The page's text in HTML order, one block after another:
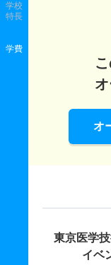
学校
特長
学費
オ
東京医学
イベ